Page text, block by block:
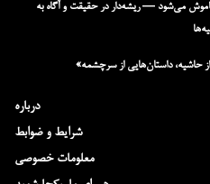
درباره
شرایط و ضوابط
معلومات خصوصی
می‌شود — ریشه‌دار در حقیقت و آگاه به